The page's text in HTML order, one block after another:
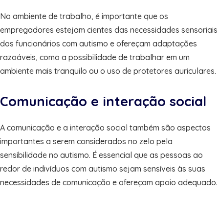
No ambiente de trabalho, é importante que os
empregadores estejam cientes das necessidades sensoriais
dos funcionários com autismo e ofereçam adaptações
razoáveis, como a possibilidade de trabalhar em um
ambiente mais tranquilo ou o uso de protetores auriculares.
Comunicação e interação social
A comunicação e a interação social também são aspectos
importantes a serem considerados no zelo pela
sensibilidade no autismo. É essencial que as pessoas ao
redor de indivíduos com autismo sejam sensíveis às suas
necessidades de comunicação e ofereçam apoio adequado.